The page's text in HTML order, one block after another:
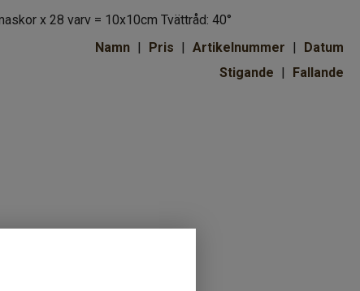
x 28 varv = 10x10cm Tvättråd: 40°
Namn
Pris Artikelnummer
Datum
Stigande
Fallande